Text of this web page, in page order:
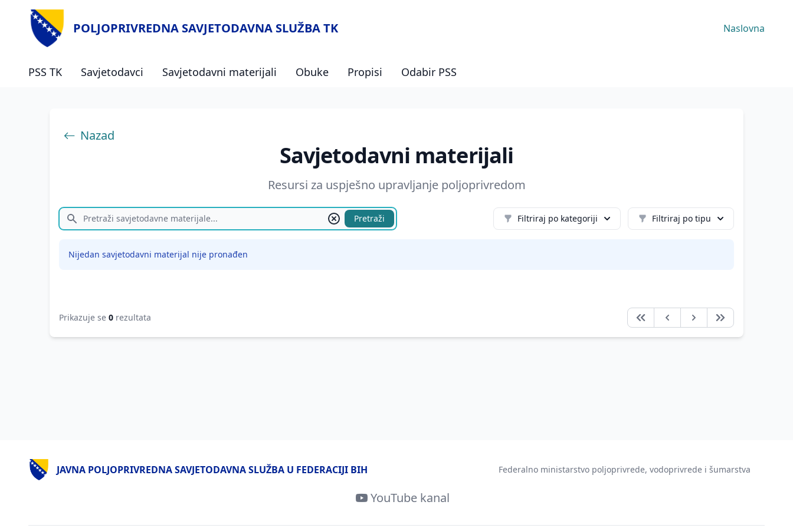
POLJOPRIVREDNA SAVJETODAVNA SLUŽBA TK Naslovna
PSS TK Savjetodavci Savjetodavni materijali Obuke Propisi Odabir PSS
Nazad
Savjetodavni materijali
Resursi za uspješno upravljanje poljoprivredom
Pretraži Filtriraj po kategoriji Filtriraj po tipu
Nijedan savjetodavni materijal nije pronađen
Prikazuje se 0 rezultata
JAVNA POLJOPRIVREDNA SAVJETODAVNA SLUŽBA U FEDERACIJI BIH Federalno ministarstvo poljoprivrede, vodoprivrede i šumarstva
YouTube kanal